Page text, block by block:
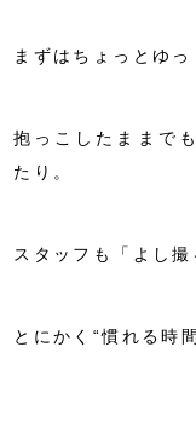
まずはちょっとゆっ
抱っこしたままで
たり。
スタッフも「よし
とにかく“慣れる時